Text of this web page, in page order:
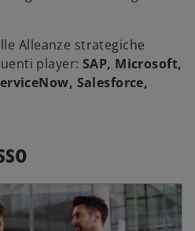
Alleanze strategiche
player: SAP, Microsoft,
Salesforce,